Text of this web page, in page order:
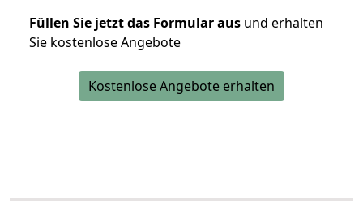
Füllen Sie jetzt das Formular aus und erhalten
Sie kostenlose Angebote
Kostenlose Angebote erhalten